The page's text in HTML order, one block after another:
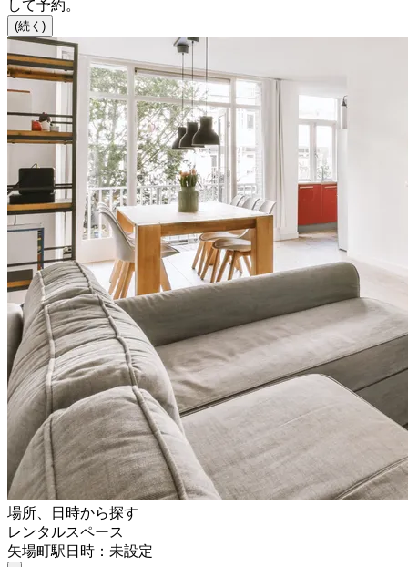
して予約。
(続く)
場所、日時から探す
レンタルスペース
矢場町駅日時：未設定